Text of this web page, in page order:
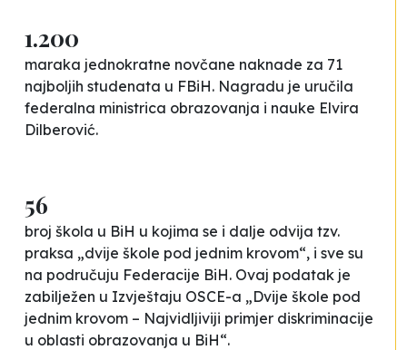
1.200
maraka jednokratne novčane naknade za 71
najboljih studenata u FBiH. Nagradu je uručila
federalna ministrica obrazovanja i nauke Elvira
Dilberović.
56
broj škola u BiH u kojima se i dalje odvija tzv.
praksa „dvije škole pod jednim krovom“, i sve su
na područuju Federacije BiH. Ovaj podatak je
zabilježen u Izvještaju OSCE-a „Dvije škole pod
jednim krovom – Najvidljiviji primjer diskriminacije
u oblasti obrazovanja u BiH“.